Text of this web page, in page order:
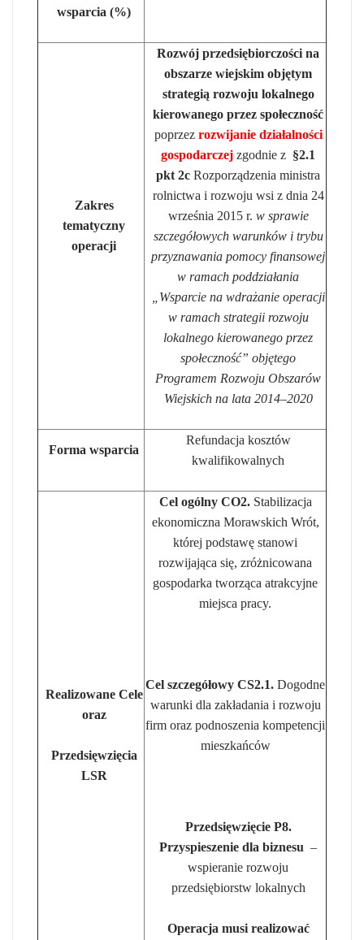
wsparcia (%)
Zakres
tematyczny
operacji
Rozwój przedsiębiorczości na
obszarze wiejskim objętym
strategią rozwoju lokalnego
kierowanego przez społeczność
poprzez rozwijanie działalności
gospodarczej zgodnie z §2.1
pkt 2c Rozporządzenia ministra
rolnictwa i rozwoju wsi z dnia 24
września 2015 r. w sprawie
szczegółowych warunków i trybu
przyznawania pomocy finansowej
w ramach poddziałania
„Wsparcie na wdrażanie operacji
w ramach strategii rozwoju
lokalnego kierowanego przez
społeczność” objętego
Programem Rozwoju Obszarów
Wiejskich na lata 2014–2020
Forma wsparcia
Refundacja kosztów
kwalifikowalnych
Realizowane Cele
oraz
Przedsięwzięcia
LSR
Cel ogólny CO2.Stabilizacja
ekonomiczna Morawskich Wrót,
której podstawę stanowi
rozwijająca się, zróżnicowana
gospodarka tworząca atrakcyjne
miejsca pracy.
Cel szczegółowy CS2.1. Dogodne
warunki dla zakładania i rozwoju
firm oraz podnoszenia kompetencji
mieszkańców
Przedsięwzięcie P8.
Przyspieszenie dla biznesu –
wspieranie rozwoju
przedsiębiorstw lokalnych
Operacja musi realizować